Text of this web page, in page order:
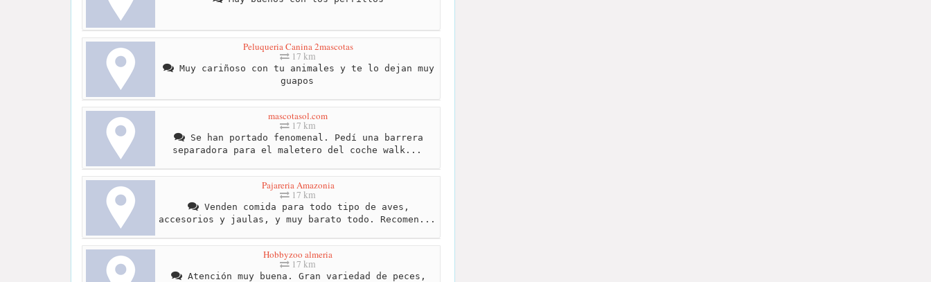
Peluqueria Canina 2mascotas
17 km
Muy cariñoso con tu animales y te lo dejan muy
guapos
mascotasol.com
17 km
Se han portado fenomenal. Pedí una barrera
separadora para el maletero del coche walk...
Pajareria Amazonia
17 km
Venden comida para todo tipo de aves,
accesorios y jaulas, y muy barato todo. Recomen...
Hobbyzoo almeria
17 km
Atención muy buena. Gran variedad de peces,